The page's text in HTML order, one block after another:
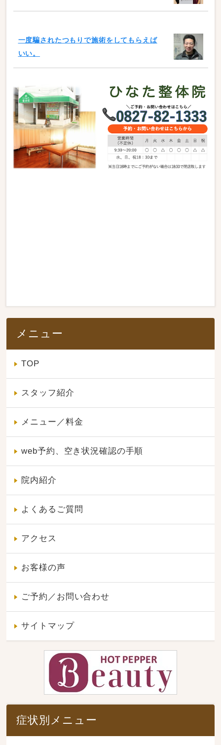
一度騙されたつもりで施術をしてもらえば
いい。
メニュー
TOP
スタッフ紹介
メニュー／料金
web予約、空き状況確認の手順
院内紹介
よくあるご質問
アクセス
お客様の声
ご予約／お問い合わせ
サイトマップ
症状別メニュー